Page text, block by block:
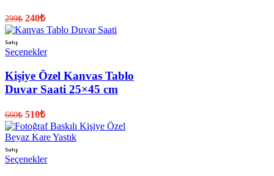
299₺ 240₺
Satış
Seçenekler
Kişiye Özel Kanvas Tablo
Duvar Saati 25×45 cm
660₺ 510₺
Satış
Seçenekler